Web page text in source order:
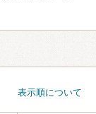
表示順について